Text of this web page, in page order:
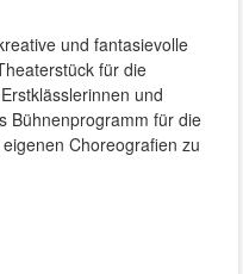
und fantasievolle
für die
und
Bühnenprogramm für die
Choreografien zu